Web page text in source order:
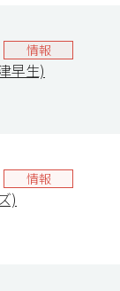
情報
早生)
情報
)